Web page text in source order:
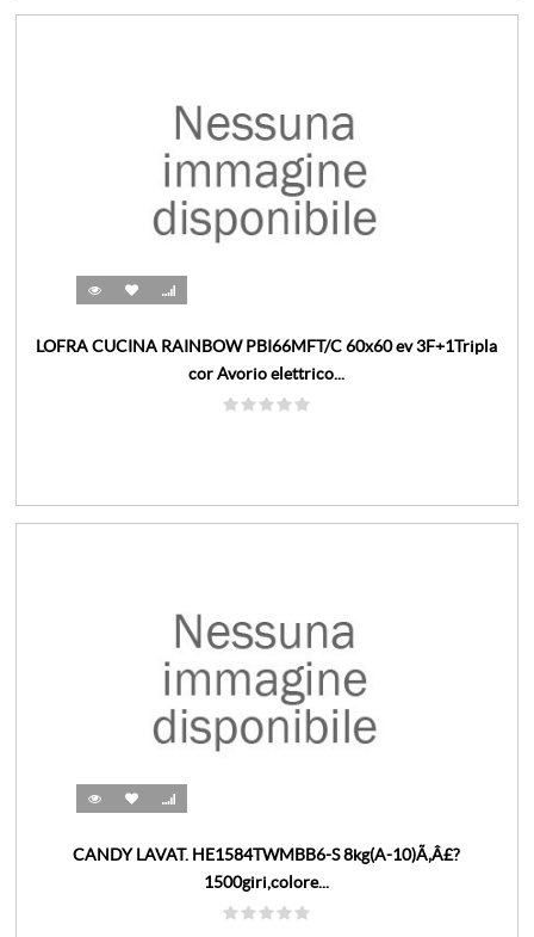
LOFRA CUCINA RAINBOW PBI66MFT/C 60x60 ev 3F+1Tripla
cor Avorio elettrico...
CANDY LAVAT. HE1584TWMBB6-S 8kg(A-10)Ã‚Â£?
1500giri,colore...